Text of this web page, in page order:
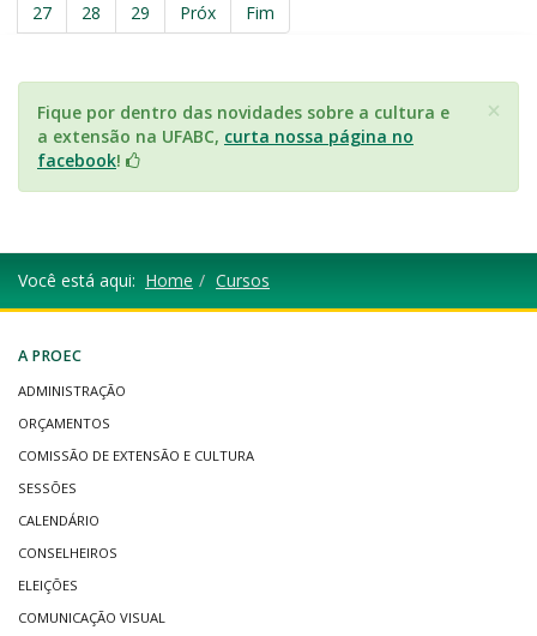
27
28 29 Próx Fim
×
Fique por dentro das novidades sobre a cultura e
a extensão na UFABC, curta nossa página no
facebook!
Você está aqui: Home Cursos
A PROEC
ADMINISTRAÇÃO
ORÇAMENTOS
COMISSÃO DE EXTENSÃO E CULTURA
SESSÕES
CALENDÁRIO
CONSELHEIROS
ELEIÇÕES
COMUNICAÇÃO VISUAL